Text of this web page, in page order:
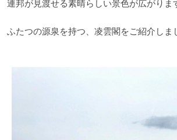
連邦が見渡せる素晴らしい景色が広がりま
ふたつの源泉を持つ、凌雲閣をご紹介しま